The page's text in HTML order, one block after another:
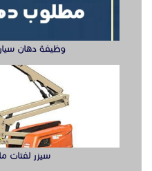
وظيفة دهان
سيزر لفتات